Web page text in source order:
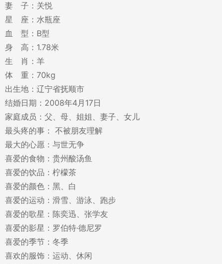
妻 子：关悦
星 座：水瓶座
血 型：B型
身 高：1.78米
生 肖：羊
体 重：70kg
出生地：辽宁省抚顺市
结婚日期：2008年4月17日
家庭成员：父、母、姐姐、妻子、女儿
最头疼的事： 不被朋友理解
最大的心愿：与世无争
喜爱的食物：贵州酸汤鱼
喜爱的饮品：柠檬茶
喜爱的颜色：黑、白
喜爱的运动：滑雪、游泳、跑步
喜爱的歌星：陈奕迅、张学友
喜爱的影星：罗伯特·德尼罗
喜爱的季节：冬季
喜欢的服饰：运动、休闲